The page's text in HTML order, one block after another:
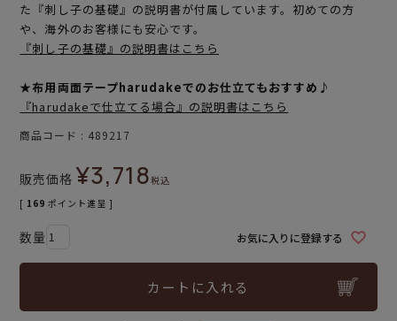
た『刺し子の基礎』の説明書が付属しています。初めての方
や、海外のお客様にも安心です。
『刺し子の基礎』の説明書はこちら
★布用両面テープharudakeでのお仕立てもおすすめ♪
『harudakeで仕立てる場合』の説明書はこちら
商品コード 489217
販売価格 ¥3,718税込
[ 169 ポイント進呈 ]
お気に入りに登録する
カートに入れる